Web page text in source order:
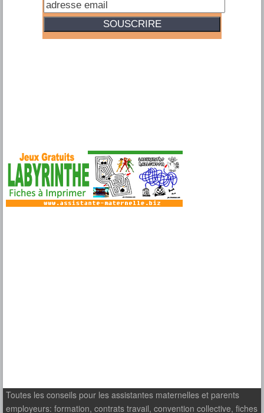
Toutes les conseils pour les assistantes maternelles et parents
employeurs: formation, contrats travail, convention collective, fiches